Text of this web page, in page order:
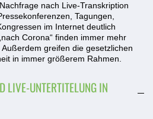
nach Live-Transkription
Tagungen,
im Internet deutlich
Corona“ finden immer mehr
greifen die gesetzlichen
in immer größerem Rahmen.
LIVE-UNTERTITELUNG IN